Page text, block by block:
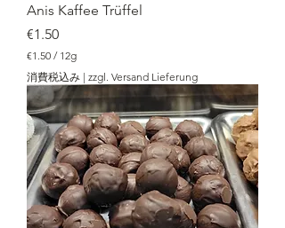
Anis Kaffee Trüffel
価格
€1.50
€1.50 / 12g
€
1
.
5
0
／
1
2
g
消費税込み | zzgl. Versand Lieferung